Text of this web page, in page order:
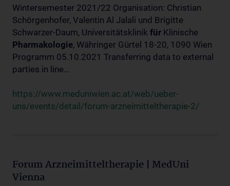
Wintersemester 2021/22 Organisation: Christian
Schörgenhofer, Valentin Al Jalali und Brigitte
Schwarzer-Daum, Universitätsklinik für Klinische
Pharmakologie, Währinger Gürtel 18-20, 1090 Wien
Programm 05.10.2021 Transferring data to external
parties in line...
https://www.meduniwien.ac.at/web/ueber-
uns/events/detail/forum-arzneimitteltherapie-2/
Forum Arzneimitteltherapie | MedUni
Vienna